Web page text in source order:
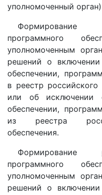
уполномоченный
Формирование
программного
уполномоченным
решений о
обеспечении,
в реестр российского
или об исключении
обеспечении,
из реестра
обеспечения.
Формирование
программного
уполномоченным
решений о